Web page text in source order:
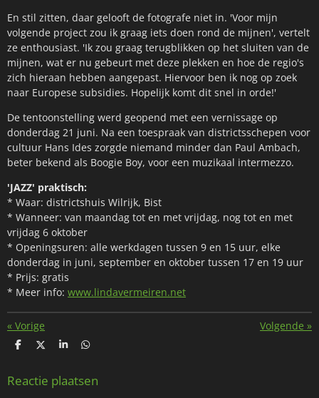
En stil zitten, daar gelooft de fotografe niet in. 'Voor mijn
volgende project zou ik graag iets doen rond de mijnen', vertelt
ze enthousiast. 'Ik zou graag terugblikken op het sluiten van de
mijnen, wat er nu gebeurt met deze plekken en hoe de regio's
zich hieraan hebben aangepast. Hiervoor ben ik nog op zoek
naar Europese subsidies. Hopelijk komt dit snel in orde!'
De tentoonstelling werd geopend met een vernissage op
donderdag 21 juni. Na een toespraak van districtsschepen voor
cultuur Hans Ides zorgde niemand minder dan Paul Ambach,
beter bekend als Boogie Boy, voor een muzikaal intermezzo.
'JAZZ' praktisch:
* Waar: districtshuis Wilrijk, Bist
* Wanneer: van maandag tot en met vrijdag, nog tot en met
vrijdag 6 oktober
* Openingsuren: alle werkdagen tussen 9 en 15 uur, elke
donderdag in juni, september en oktober tussen 17 en 19 uur
* Prijs: gratis
* Meer info: www.lindavermeiren.net
« Vorige Volgende »
D
e
n
D
l
S
r
e
D
e
n
Reactie plaatsen